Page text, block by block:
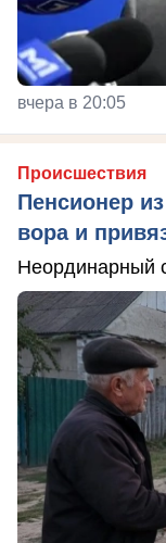
вчера в 20:05
Происшествия
Пенсионер
вора и
Неординарный